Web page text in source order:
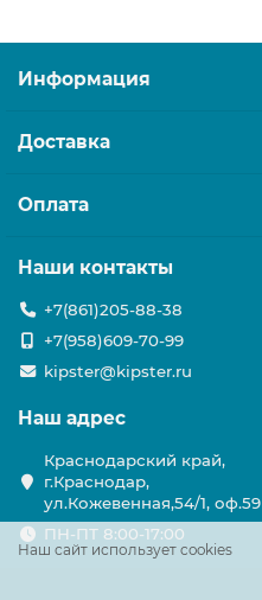
Наш сайт использует cookies
Информация
Доставка
Оплата
Наши контакты
+7(861)205-88-38
+7(958)609-70-99
kipster@kipster.ru
Наш адрес
Краснодарский край,
г.Краснодар,
ул.Кожевенная,54/1, оф.59
ПН-ПТ 8:00-17:00